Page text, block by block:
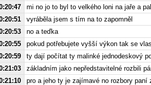
mi no jo to byl to velkého loni na jaře a
vyráběla jsem s tím na to zapomněl
no a teďka
pokud potřebujete vyšší výkon tak se
ty dají počítat ty malinké jednodeskový
základním jako nepředstavitelné rozbili
pro a jeho ty je zajímavé no rozbory paní